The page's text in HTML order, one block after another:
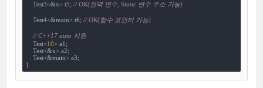
    Test3<&x> t5;
// OK(전역 변수, Static 변수 주소 가능)
    Test4<&main> t6;
// OK(함수 포인터 가능)
// C++17 auto 지원
    Test<
10> a1;
    Test<&x> a2;
    Test<&main> a3;
}